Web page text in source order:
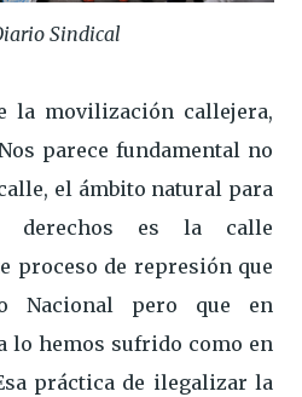
Sindical
la movilización callejera,
parece fundamental no
el ámbito natural para
derechos es la calle
proceso de represión que
Nacional pero que en
lo hemos sufrido como en
práctica de ilegalizar la